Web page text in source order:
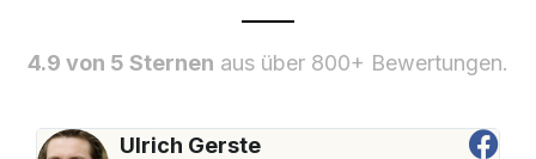
4.9 von 5 Sternen aus über 800+ Bewertungen.
Ulrich Gerste